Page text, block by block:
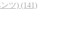
ツ) (141)